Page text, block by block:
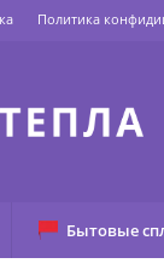
Политика
Бытовые